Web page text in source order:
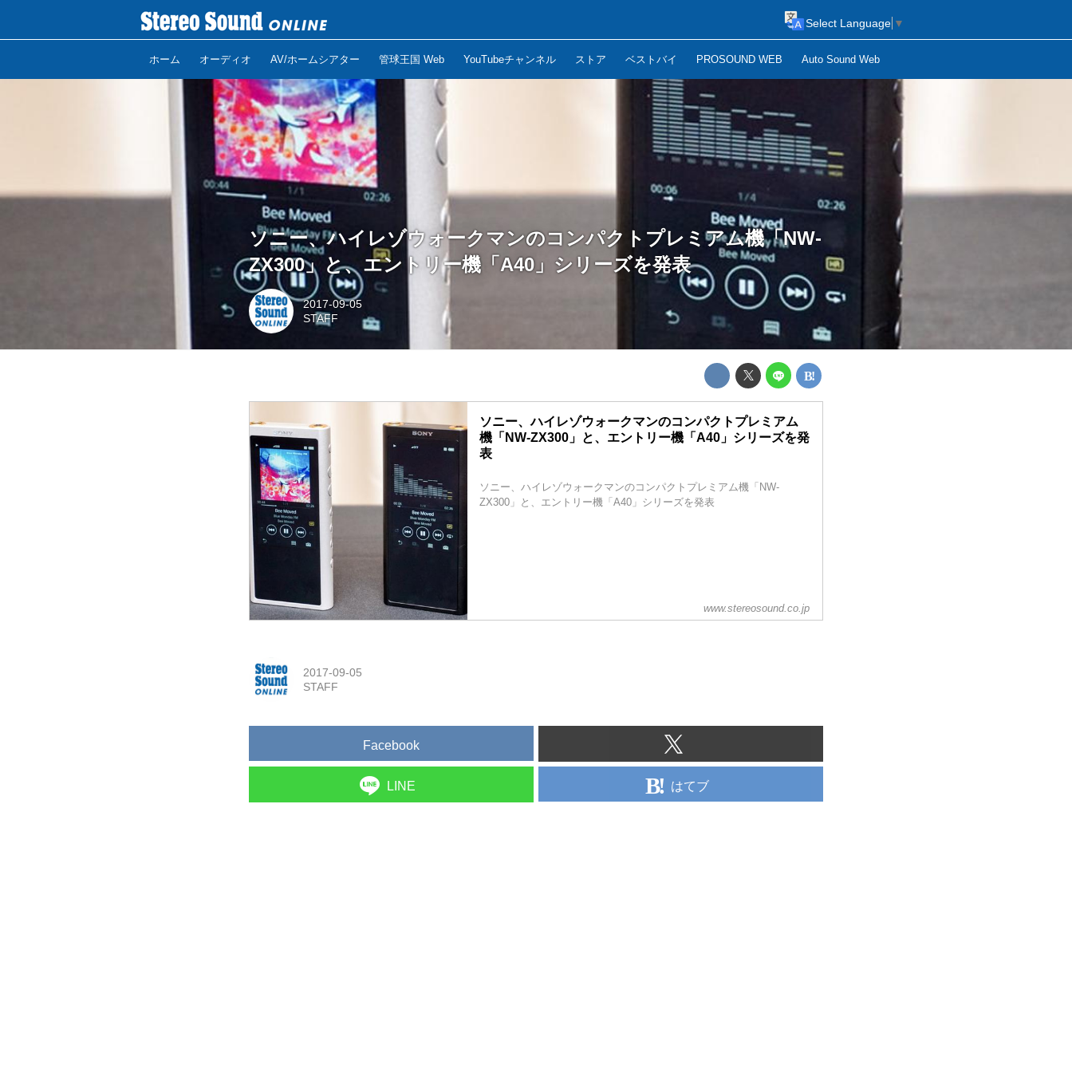
ホーム オーディオ AV/ホームシアター 管球王国 Web YouTubeチャンネル ストア ベストバイ PROSOUND WEB Auto Sound Web
Select Language ▼
ソニー、ハイレゾウォークマンのコンパクトプレミアム機「NW-
ZX300」と、エントリー機「A40」シリーズを発表
2017-09-05
STAFF
ソニー、ハイレゾウォークマンのコンパクトプレミアム
機「NW-ZX300」と、エントリー機「A40」シリーズを発
表
ソニー、ハイレゾウォークマンのコンパクトプレミアム機「NW-
ZX300」と、エントリー機「A40」シリーズを発表
www.stereosound.co.jp
2017-09-05
STAFF
Facebook
LINE はてブ